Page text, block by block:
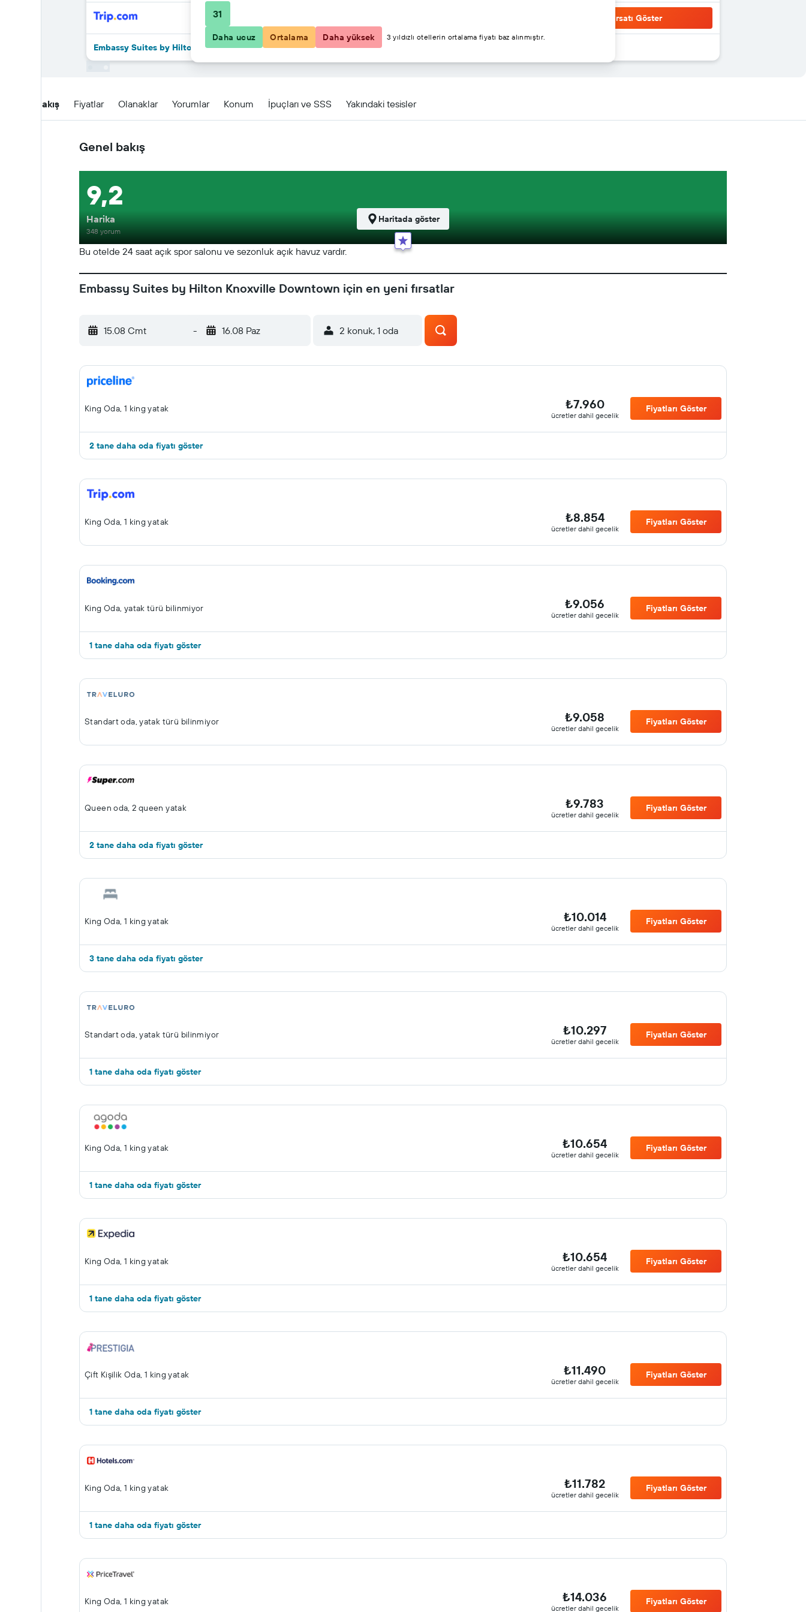
Fırsatı Göster
Embassy Suites by Hilton Knoxville Downtown için diğer 28fırsat
Genel Bakış Fiyatlar Olanaklar Yorumlar Konum İpuçları ve SSS Yakındaki tesisler
Genel bakış
Bu otelde 24 saat açık spor salonu ve sezonluk açık havuz vardır.
9,2
Harika
348 yorum
Haritada göster
Embassy Suites by Hilton Knoxville Downtown için en yeni fırsatlar
15.08 Cmt - 16.08 Paz 2 konuk, 1 oda
King Oda, 1 king yatak ₺7.960
ücretler dahil gecelik
Fiyatları Göster
2 tane daha oda fiyatı göster
King Oda, 1 king yatak ₺8.854
ücretler dahil gecelik
Fiyatları Göster
King Oda, yatak türü bilinmiyor ₺9.056
ücretler dahil gecelik
Fiyatları Göster
1 tane daha oda fiyatı göster
Standart oda, yatak türü bilinmiyor ₺9.058
ücretler dahil gecelik
Fiyatları Göster
Queen oda, 2 queen yatak ₺9.783
ücretler dahil gecelik
Fiyatları Göster
2 tane daha oda fiyatı göster
King Oda, 1 king yatak ₺10.014
ücretler dahil gecelik
Fiyatları Göster
3 tane daha oda fiyatı göster
Standart oda, yatak türü bilinmiyor ₺10.297
ücretler dahil gecelik
Fiyatları Göster
1 tane daha oda fiyatı göster
King Oda, 1 king yatak ₺10.654
ücretler dahil gecelik
Fiyatları Göster
1 tane daha oda fiyatı göster
King Oda, 1 king yatak ₺10.654
ücretler dahil gecelik
Fiyatları Göster
1 tane daha oda fiyatı göster
Çift ​Kişilik Oda, 1 king yatak ₺11.490
ücretler dahil gecelik
Fiyatları Göster
1 tane daha oda fiyatı göster
King Oda, 1 king yatak ₺11.782
ücretler dahil gecelik
Fiyatları Göster
1 tane daha oda fiyatı göster
King Oda, 1 king yatak ₺14.036
ücretler dahil gecelik
Fiyatları Göster
31
Daha ucuz Ortalama Daha yüksek 3 yıldızlı otellerin ortalama fiyatı baz alınmıştır.